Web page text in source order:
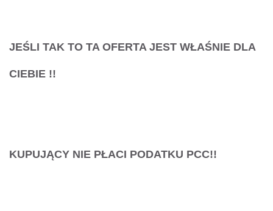
JEŚLI TAK TO TA OFERTA JEST WŁAŚNIE DLA
CIEBIE !!
KUPUJĄCY NIE PŁACI PODATKU PCC!!